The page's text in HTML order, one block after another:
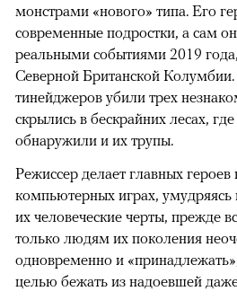
монстрами «нового» типа. Его
современные подростки, а сам
реальными событиями 2019
Северной Британской
тинейджеров убили трех
скрылись в бескрайних лесах,
обнаружили и их трупы.
Режиссер делает главных
компьютерных играх, умудряясь
их человеческие черты, прежде
только людям их поколения
одновременно и
целью бежать из надоевшей